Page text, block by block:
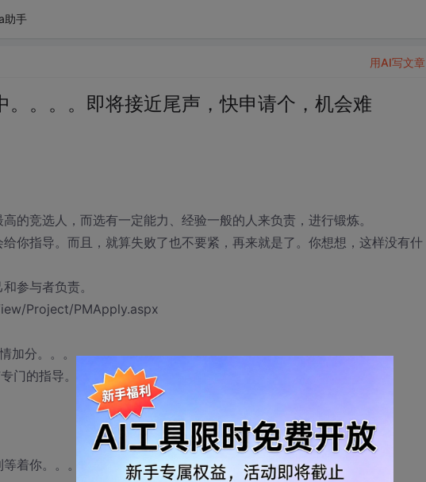
助手
。。。。即将接近尾声，快申请个，机会难
的竞选人，而选有一定能力、经验一般的人来负责，进行锻炼。
你指导。而且，就算失败了也不要紧，再来就是了。你想想，这样没有什
参与者负责。
Project/PMApply.aspx
加分。。。
门的指导。。。
着你。。。
用AI写文章